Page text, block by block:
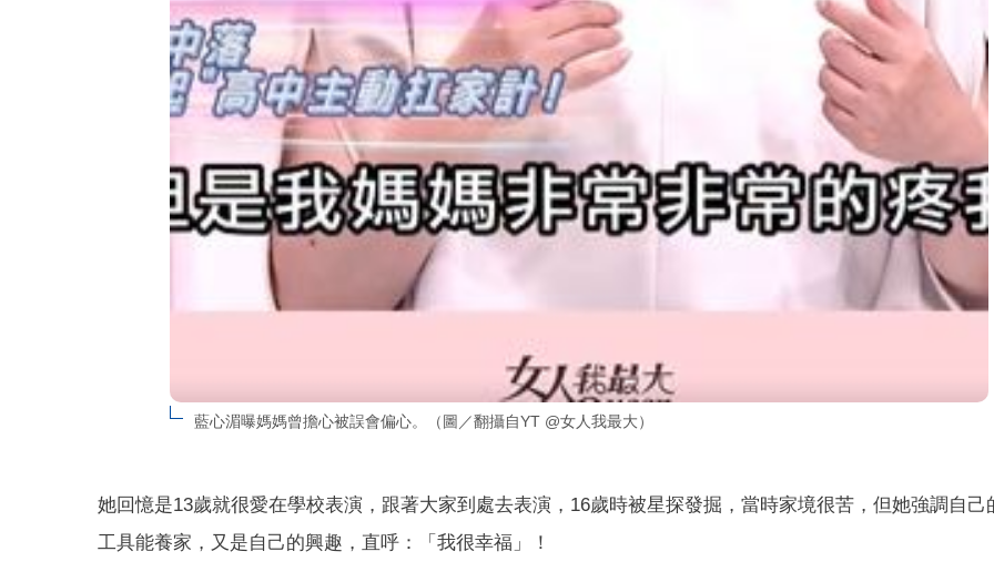
藍心湄曝媽媽曾擔心被誤會偏心。（圖／翻攝自YT @女人我最大）
她回憶是13歲就很愛在學校表演，跟著大家到處去表演，16歲時被星探發掘，當時家境很苦，但她強調自己
工具能養家，又是自己的興趣，直呼：「我很幸福」！